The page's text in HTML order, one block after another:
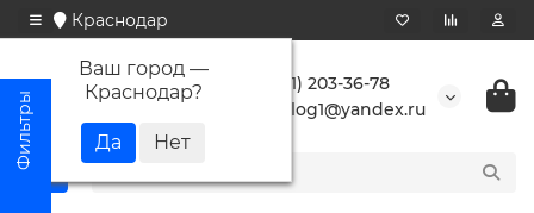
Краснодар
Ваш город —
Краснодар?
+7 (861) 203-36-78
buranlog1@yandex.ru